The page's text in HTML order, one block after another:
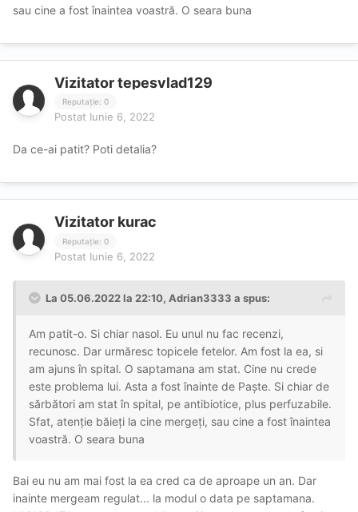
sau cine a fost înaintea voastră. O seara buna
Vizitator tepesvlad129
Reputație: 0
Postat Iunie 6, 2022
Da ce-ai patit? Poti detalia?
Vizitator kurac
Reputație: 0
Postat Iunie 6, 2022
La 05.06.2022 la 22:10, Adrian3333 a spus:
Am patit-o. Si chiar nasol. Eu unul nu fac recenzi,
recunosc. Dar urmăresc topicele fetelor. Am fost la ea, si
am ajuns în spital. O saptamana am stat. Cine nu crede
este problema lui. Asta a fost înainte de Paște. Si chiar de
sărbători am stat în spital, pe antibiotice, plus perfuzabile.
Sfat, atenție băieți la cine mergeți, sau cine a fost înaintea
voastră. O seara buna
Bai eu nu am mai fost la ea cred ca de aproape un an. Dar
inainte mergeam regulat... la modul o data pe saptamana.